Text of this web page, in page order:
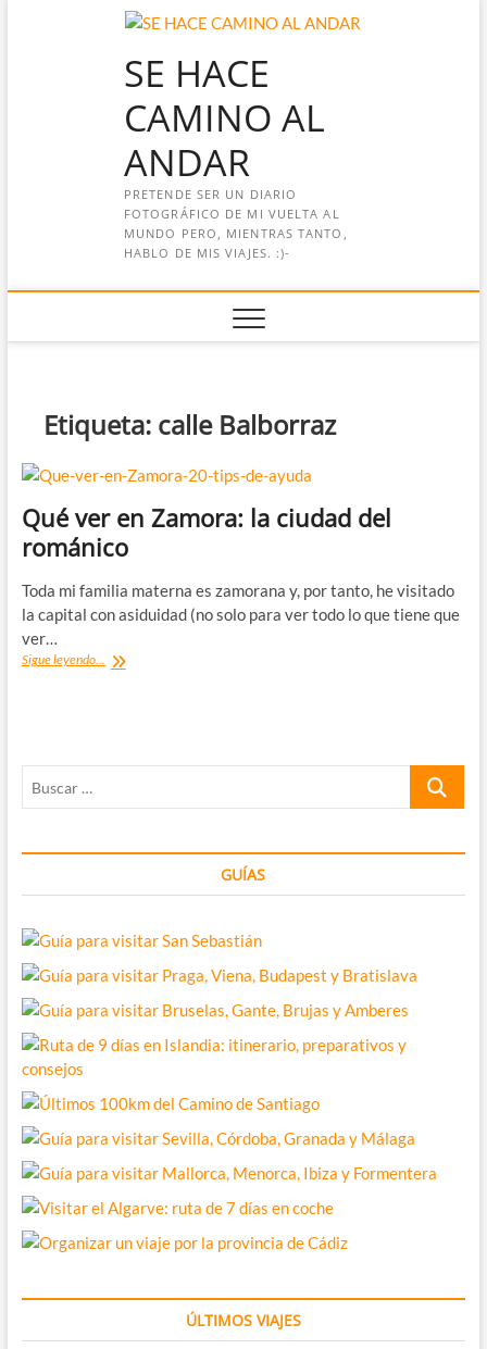
SE HACE
CAMINO AL
ANDAR
PRETENDE SER UN DIARIO
FOTOGRÁFICO DE MI VUELTA AL
MUNDO PERO, MIENTRAS TANTO,
HABLO DE MIS VIAJES. :)-
Etiqueta: calle Balborraz
Qué ver en Zamora: la ciudad del
románico
Toda mi familia materna es zamorana y, por tanto, he visitado
la capital con asiduidad (no solo para ver todo lo que tiene que
ver…
Sigue leyendo... Qué
Buscar
GUÍAS
ÚLTIMOS VIAJES